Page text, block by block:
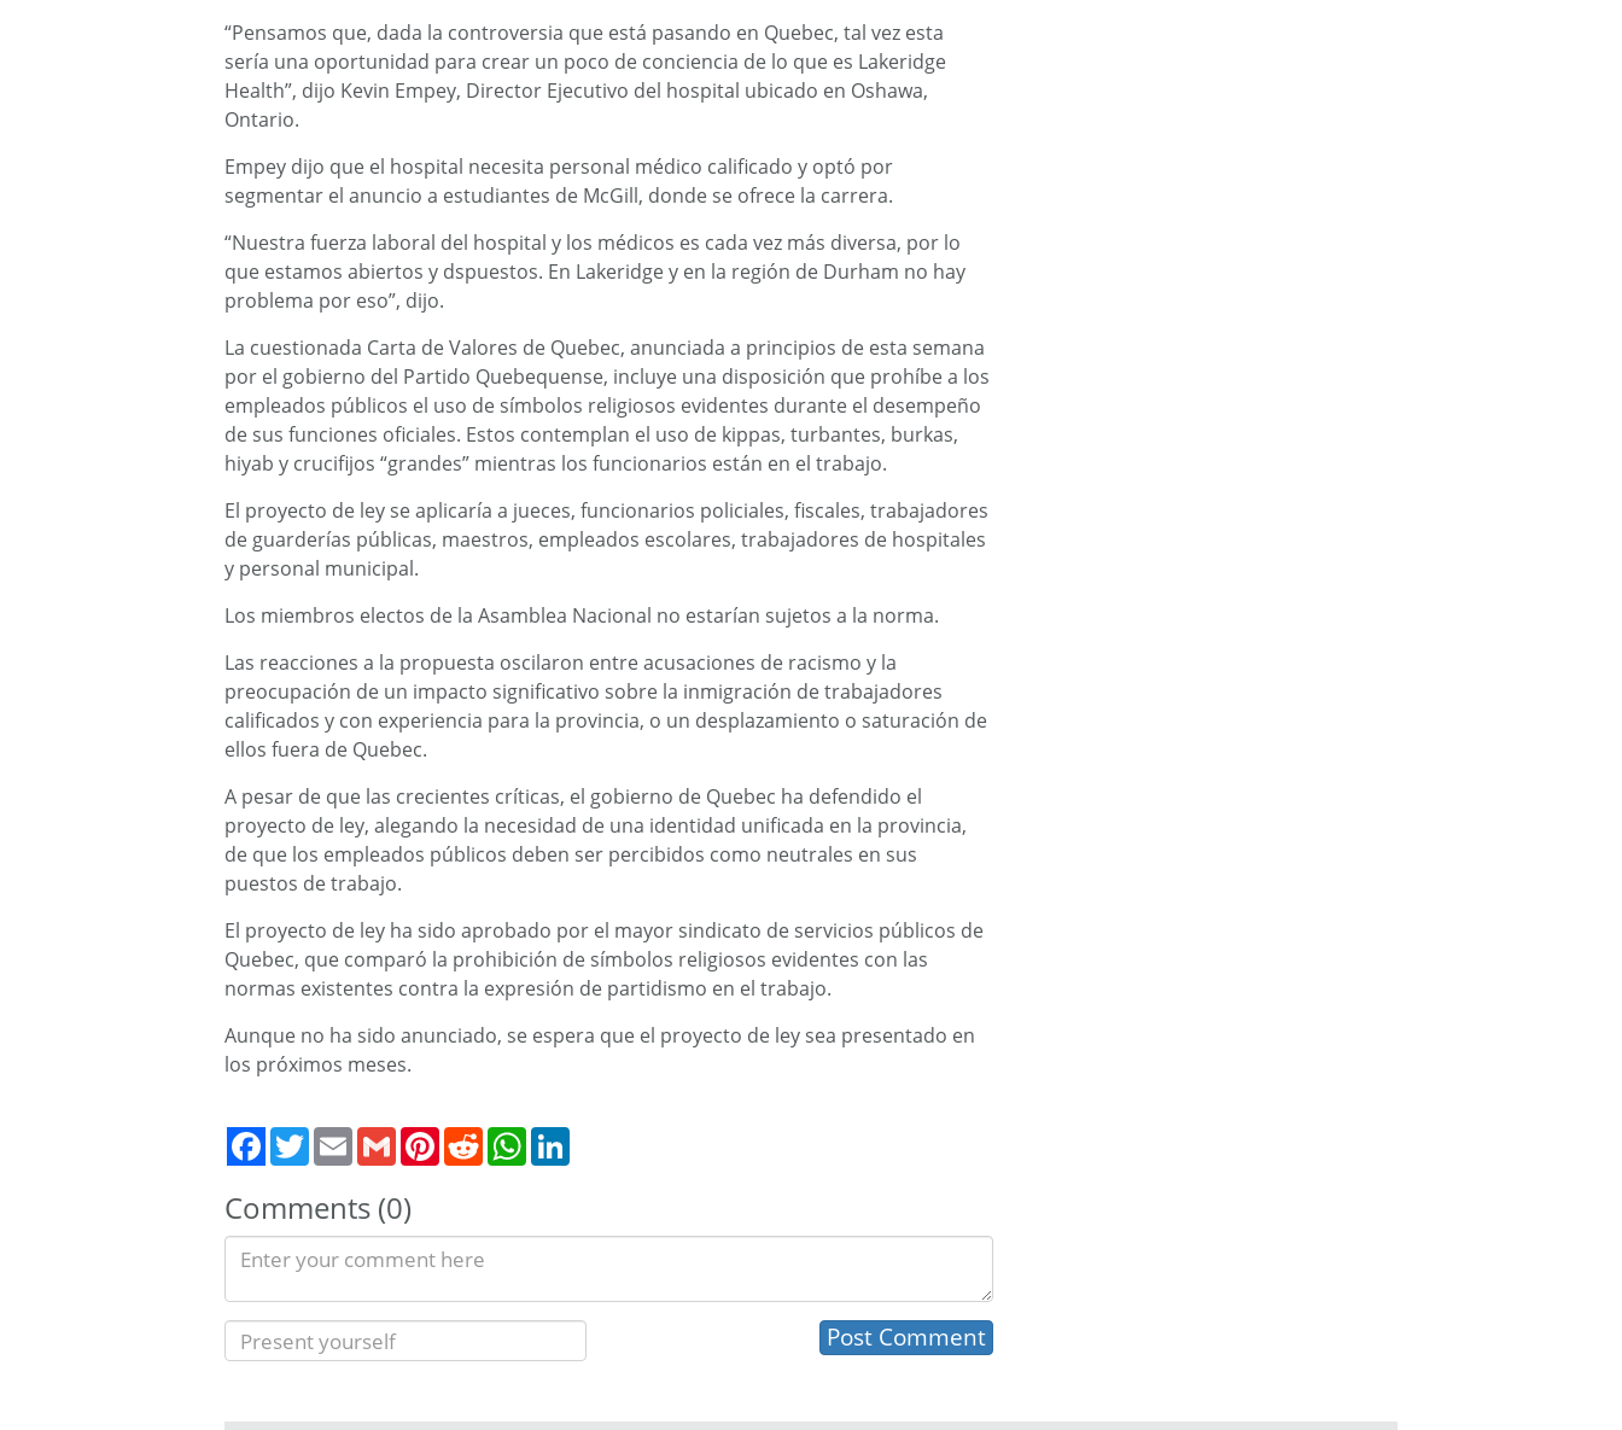
“Pensamos que, dada la controversia que está pasando en Quebec, tal vez esta
sería una oportunidad para crear un poco de conciencia de lo que es Lakeridge
Health”, dijo Kevin Empey, Director Ejecutivo del hospital ubicado en Oshawa,
Ontario.
Empey dijo que el hospital necesita personal médico calificado y optó por
segmentar el anuncio a estudiantes de McGill, donde se ofrece la carrera.
“Nuestra fuerza laboral del hospital y los médicos es cada vez más diversa, por lo
que estamos abiertos y dspuestos. En Lakeridge y en la región de Durham no hay
problema por eso”, dijo.
La cuestionada Carta de Valores de Quebec, anunciada a principios de esta semana
por el gobierno del Partido Quebequense, incluye una disposición que prohíbe a los
empleados públicos el uso de símbolos religiosos evidentes durante el desempeño
de sus funciones oficiales. Estos contemplan el uso de kippas, turbantes, burkas,
hiyab y crucifijos “grandes” mientras los funcionarios están en el trabajo.
El proyecto de ley se aplicaría a jueces, funcionarios policiales, fiscales, trabajadores
de guarderías públicas, maestros, empleados escolares, trabajadores de hospitales
y personal municipal.
Los miembros electos de la Asamblea Nacional no estarían sujetos a la norma.
Las reacciones a la propuesta oscilaron entre acusaciones de racismo y la
preocupación de un impacto significativo sobre la inmigración de trabajadores
calificados y con experiencia para la provincia, o un desplazamiento o saturación de
ellos fuera de Quebec.
A pesar de que las crecientes críticas, el gobierno de Quebec ha defendido el
proyecto de ley, alegando la necesidad de una identidad unificada en la provincia,
de que los empleados públicos deben ser percibidos como neutrales en sus
puestos de trabajo.
El proyecto de ley ha sido aprobado por el mayor sindicato de servicios públicos de
Quebec, que comparó la prohibición de símbolos religiosos evidentes con las
normas existentes contra la expresión de partidismo en el trabajo.
Aunque no ha sido anunciado, se espera que el proyecto de ley sea presentado en
los próximos meses.
TwitterEmail Gmail PinterestRedditWhatsApp
Comments (0)